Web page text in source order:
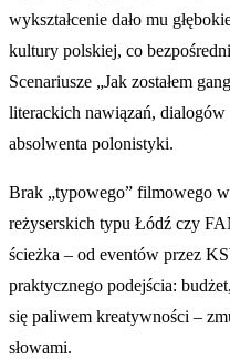
wykształcenie dało mu
kultury polskiej, co
Scenariusze „Jak zostałem
literackich nawiązań,
absolwenta polonistyki.
Brak „typowego” filmowego
reżyserskich typu Łódź czy
ścieżka – od eventów przez
praktycznego podejścia:
się paliwem kreatywności –
słowami.